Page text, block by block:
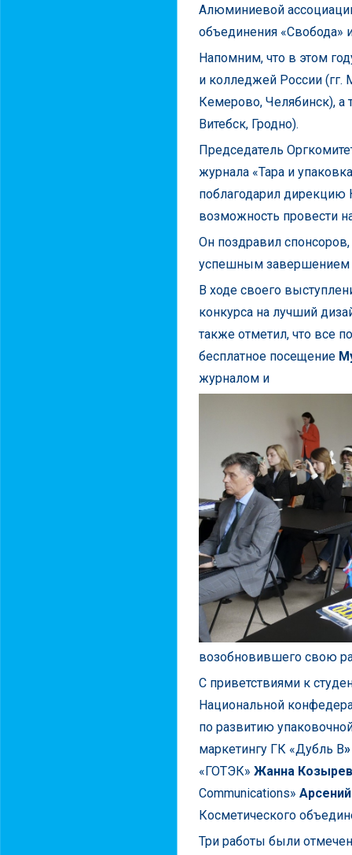
Алюминиевой
объединения «Свобода»
Напомним, что в этом
и колледжей России (гг.
Кемерово, Челябинск), а
Витебск, Гродно).
Председатель
журнала «Тара и
поблагодарил дирекцию
возможность провести
Он поздравил
успешным завершением
В ходе своего
конкурса на лучший
также отметил, что все
бесплатное посещение
журналом и
возобновившего свою
С приветствиями к
Национальной
по развитию
маркетингу ГК «Дубль В
«ГОТЭК» Жанна
Communications»
Косметического
Три работы были